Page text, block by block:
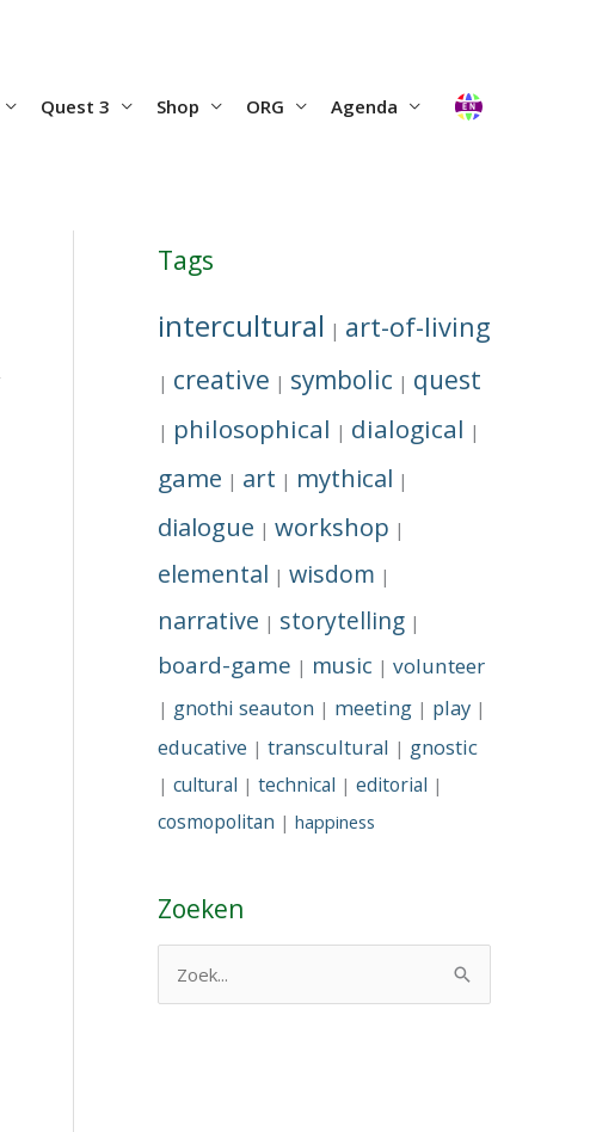
Quest 3 Shop ORG Agenda
Tags
intercultural | art-of-living
| creative | symbolic | quest
| philosophical | dialogical |
game | art | mythical |
dialogue | workshop |
elemental | wisdom |
narrative | storytelling |
board-game | music | volunteer
| gnothi seauton | meeting | play |
educative | transcultural | gnostic
| cultural | technical | editorial |
cosmopolitan | happiness
Zoeken
o